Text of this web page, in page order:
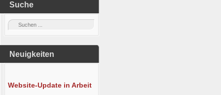
Suche
Neuigkeiten
Website-Update in Arbeit